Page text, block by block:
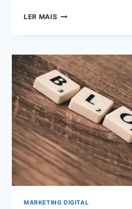
LER MAIS
MAXIMIZAR
SEUS
GANHOS
COMO
AFILIADO
DIGITAL:
AUMENTE
SUA
RENDA
AGORA!
MARKETING DIGITAL